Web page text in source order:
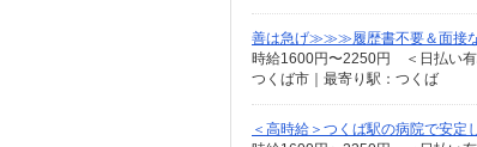
善は急げ≫≫≫履歴書不要＆面接
時給1600円〜2250円 ＜日払い有
つくば市｜最寄り駅：つくば
＜高時給＞つくば駅の病院で安